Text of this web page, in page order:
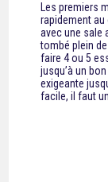
Les premiers
rapidement au
avec une sale
tombé plein
faire 4 ou 5
jusqu’à un
exigeante
facile, il faut